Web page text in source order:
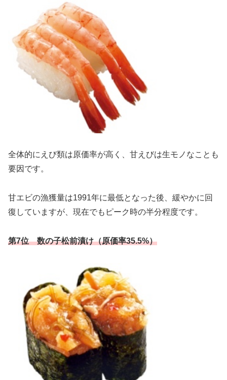
全体的にえび類は原価率が高く、甘えびは生モノなことも
要因です。
甘エビの漁獲量は1991年に最低となった後、緩やかに回
復していますが、現在でもピーク時の半分程度です。
第7位 数の子松前漬け（原価率35.5%）